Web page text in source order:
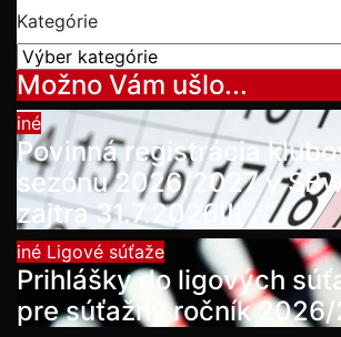
Kategórie
Možno Vám ušlo...
iné
Povinná registrácia
sezónu 2026/2027 v
zajtra 31.7.2026!!!
iné Ligové súťaže
Prihlášky do ligových
pre súťažný ročník